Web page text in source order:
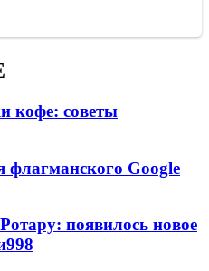
кофе: советы
флагманского Google
появилось новое
998